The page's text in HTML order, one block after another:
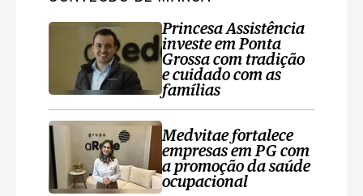
Princesa Assistência
investe em Ponta
Grossa com tradição
e cuidado com as
famílias
Medvitae fortalece
empresas em PG com
a promoção da saúde
ocupacional